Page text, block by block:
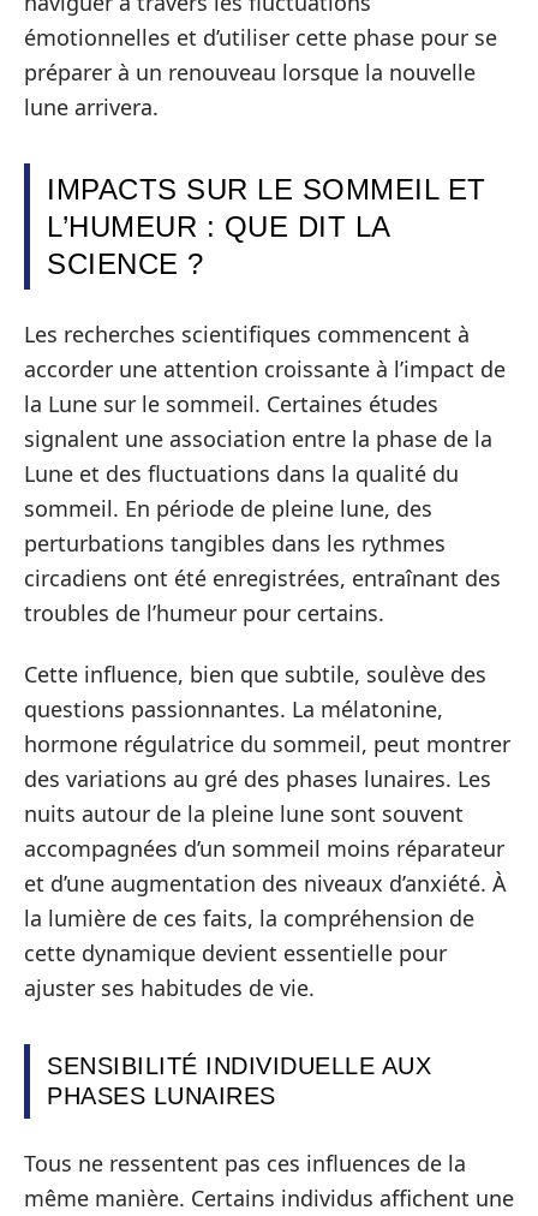
émotionnelles et d’utiliser cette phase pour se
préparer à un renouveau lorsque la nouvelle
lune arrivera.
IMPACTS SUR LE SOMMEIL ET
L’HUMEUR : QUE DIT LA
SCIENCE ?
Les recherches scientifiques commencent à
accorder une attention croissante à l’impact de
la Lune sur le sommeil. Certaines études
signalent une association entre la phase de la
Lune et des fluctuations dans la qualité du
sommeil. En période de pleine lune, des
perturbations tangibles dans les rythmes
circadiens ont été enregistrées, entraînant des
troubles de l’humeur pour certains.
Cette influence, bien que subtile, soulève des
questions passionnantes. La mélatonine,
hormone régulatrice du sommeil, peut montrer
des variations au gré des phases lunaires. Les
nuits autour de la pleine lune sont souvent
accompagnées d’un sommeil moins réparateur
et d’une augmentation des niveaux d’anxiété. À
la lumière de ces faits, la compréhension de
cette dynamique devient essentielle pour
ajuster ses habitudes de vie.
SENSIBILITÉ INDIVIDUELLE AUX
PHASES LUNAIRES
Tous ne ressentent pas ces influences de la
même manière. Certains individus affichent une